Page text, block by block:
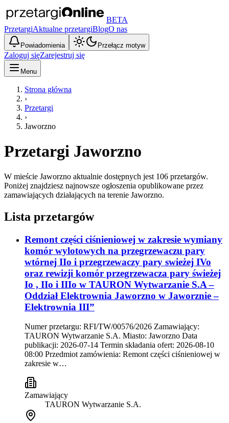
BETA
PrzetargiAktualne przetargiBlogO nas
Powiadomienia Przełącz motyw
Zaloguj sięZarejestruj się
Menu
Strona główna
›
Przetargi
›
Jaworzno
Przetargi Jaworzno
W mieście Jaworzno aktualnie dostępnych jest 106 przetargów.
Poniżej znajdziesz najnowsze ogłoszenia opublikowane przez
zamawiających działających na terenie Jaworzno.
Lista przetargów
Remont części ciśnieniowej w zakresie wymiany
komór wylotowych na przegrzewaczu pary
wtórnej IIo i przegrzewaczy pary swieżej IVo
oraz rewizji komór przegrzewacza pary świeżej
Io , IIo i IIIo w TAURON Wytwarzanie S.A –
Oddział Elektrownia Jaworzno w Jaworznie –
Elektrownia III”
Numer przetargu: RFI/TW/00576/2026 Zamawiający:
TAURON Wytwarzanie S.A. Miasto: Jaworzno Data
publikacji: 2026-07-14 Termin składania ofert: 2026-08-10
08:00 Przedmiot zamówienia: Remont części ciśnieniowej w
zakresie w…
Zamawiający
TAURON Wytwarzanie S.A.